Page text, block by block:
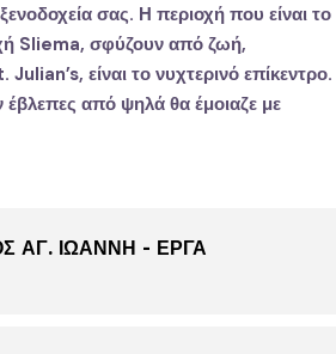
σας. Η περιοχή που είναι το
Sliema, σφύζουν από ζωή,
Julian’s, είναι το νυχτερινό επίκεντρο.
έβλεπες από ψηλά θα έμοιαζε με
ΑΓ. ΙΩΑΝΝΗ - ΕΡΓΑ